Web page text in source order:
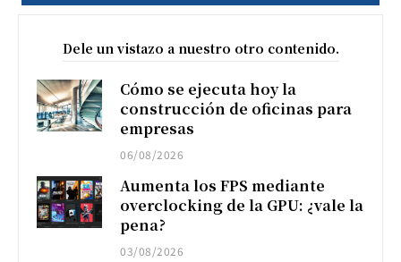
Dele un vistazo a nuestro otro contenido.
Cómo se ejecuta hoy la
construcción de oficinas para
empresas
06/08/2026
Aumenta los FPS mediante
overclocking de la GPU: ¿vale la
pena?
03/08/2026